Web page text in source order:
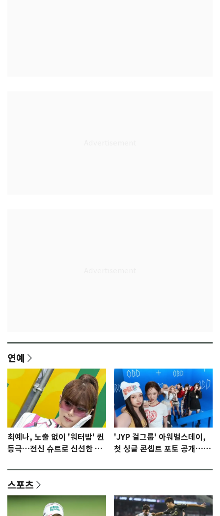
연예
최예나, 노출 없이 '워터밤' 퀸
등극…전신 슈트로 신선한 충
'JYP 걸그룹' 아워벌스데이,
첫 싱글 콘셉트 포토 공개…청
스포츠